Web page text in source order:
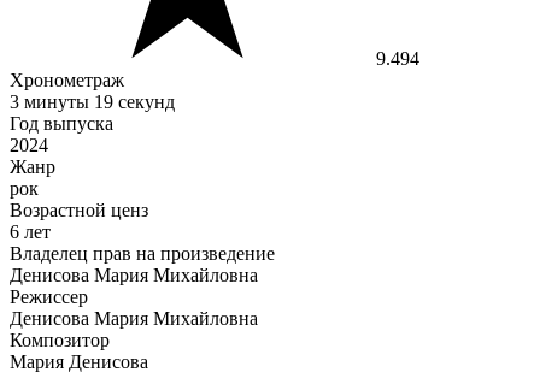
9.494
Хронометраж
3 минуты 19 секунд
Год выпуска
2024
Жанр
рок
Возрастной ценз
6 лет
Владелец прав на произведение
Денисова Мария Михайловна
Режиссер
Денисова Мария Михайловна
Композитор
Мария Денисова